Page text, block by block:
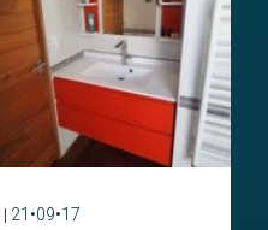
21•09•17